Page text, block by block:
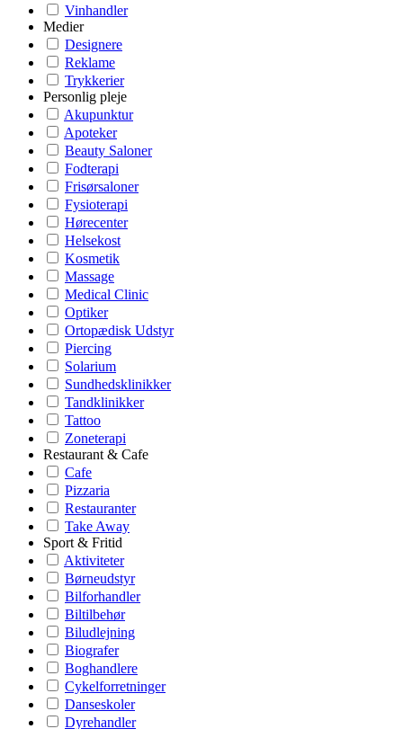
Vinhandler
Medier
Designere
Reklame
Trykkerier
Personlig pleje
Akupunktur
Apoteker
Beauty Saloner
Fodterapi
Frisørsaloner
Fysioterapi
Hørecenter
Helsekost
Kosmetik
Massage
Medical Clinic
Optiker
Ortopædisk Udstyr
Piercing
Solarium
Sundhedsklinikker
Tandklinikker
Tattoo
Zoneterapi
Restaurant & Cafe
Cafe
Pizzaria
Restauranter
Take Away
Sport & Fritid
Aktiviteter
Børneudstyr
Bilforhandler
Biltilbehør
Biludlejning
Biografer
Boghandlere
Cykelforretninger
Danseskoler
Dyrehandler